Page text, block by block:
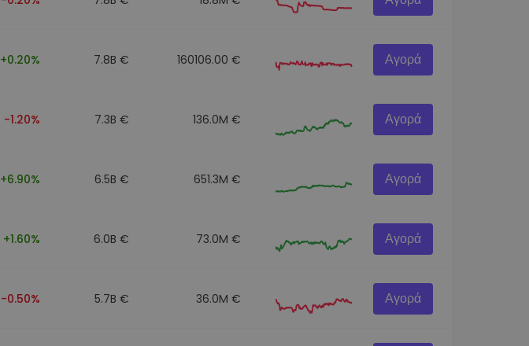
+0.20% 7.8B € 160106.00 € Αγορά
-1.20% 7.3B € 136.0M € Αγορά
+6.90% 6.5B € 651.3M € Αγορά
+1.60% 6.0B € 73.0M € Αγορά
-0.50% 5.7B € 36.0M € Αγορά